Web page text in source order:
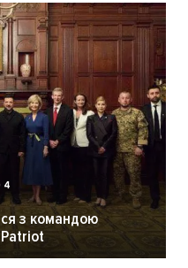
з командою
Patriot